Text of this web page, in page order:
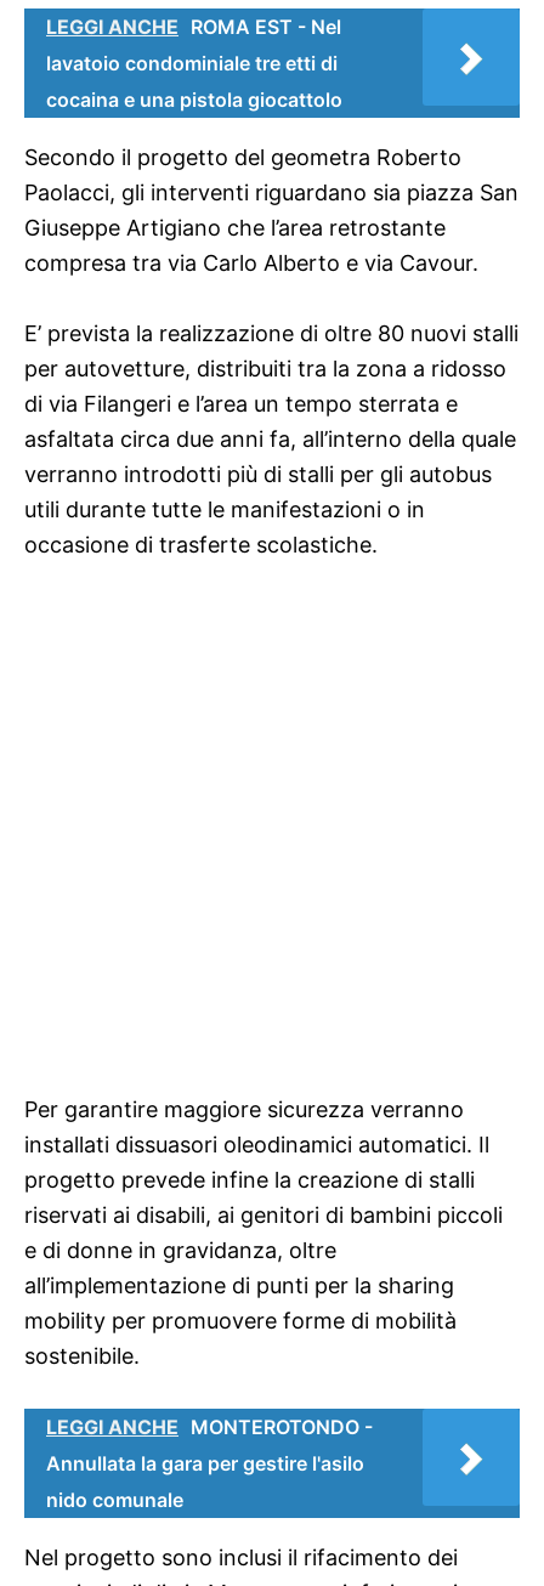
LEGGI ANCHE ROMA EST - Nel
lavatoio condominiale tre etti di
cocaina e una pistola giocattolo
Secondo il progetto del geometra Roberto
Paolacci, gli interventi riguardano sia piazza San
Giuseppe Artigiano che l’area retrostante
compresa tra via Carlo Alberto e via Cavour.
E’ prevista la realizzazione di oltre 80 nuovi stalli
per autovetture, distribuiti tra la zona a ridosso
di via Filangeri e l’area un tempo sterrata e
asfaltata circa due anni fa, all’interno della quale
verranno introdotti più di stalli per gli autobus
utili durante tutte le manifestazioni o in
occasione di trasferte scolastiche.
Per garantire maggiore sicurezza verranno
installati dissuasori oleodinamici automatici. Il
progetto prevede infine la creazione di stalli
riservati ai disabili, ai genitori di bambini piccoli
e di donne in gravidanza, oltre
all’implementazione di punti per la sharing
mobility per promuovere forme di mobilità
sostenibile.
LEGGI ANCHE MONTEROTONDO -
Annullata la gara per gestire l'asilo
nido comunale
Nel progetto sono inclusi il rifacimento dei